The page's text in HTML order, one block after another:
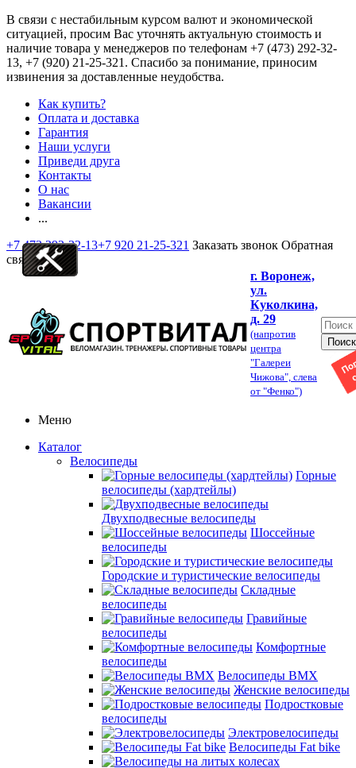
В связи с нестабильным курсом валют и экономической
ситуацией, просим Вас уточнять актуальную стоимость и
наличие товара у менеджеров по телефонам +7 (473) 292-32-
13, +7 (920) 21-25-321 . Спасибо за понимание, приносим
извинения за доставленные неудобства.
Как купить?
Оплата и доставка
Гарантия
Наши услуги
Приведи друга
Контакты
О нас
Вакансии
...
+7 473 292-32-13+7 920 21-25-321 Заказать звонок Обратная
связь
г. Воронеж,
ул.
Куколкина,
д. 29
(напротив
центра
"Галереи
Чижова", слева
от "Фенко")
Меню
Каталог
Велосипеды
Горные
велосипеды (хардтейлы)
Двухподвесные велосипеды
Шоссейные
велосипеды
Городские и туристические велосипеды
Складные
велосипеды
Гравийные
велосипеды
Комфортные
велосипеды
Велосипеды BMX
Женские велосипеды
Подростковые
велосипеды
Электровелосипеды
Велосипеды Fat bike